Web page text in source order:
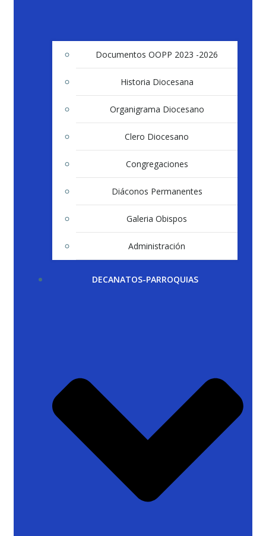
Documentos OOPP 2023 -2026
Historia Diocesana
Organigrama Diocesano
Clero Diocesano
Congregaciones
Diáconos Permanentes
Galeria Obispos
Administración
DECANATOS-PARROQUIAS